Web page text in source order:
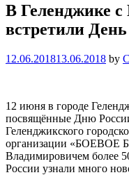
В Геленджике
встретили
12.06.201813.06.2018 by
12 июня в городе
посвящённые Дню
Геленджикского
организации «БОЕВОЕ
Владимировичем более
России узнали много